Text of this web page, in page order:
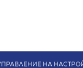
УПРАВЛЕНИЕ НА